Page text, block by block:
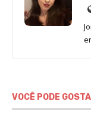
VOCÊ PODE